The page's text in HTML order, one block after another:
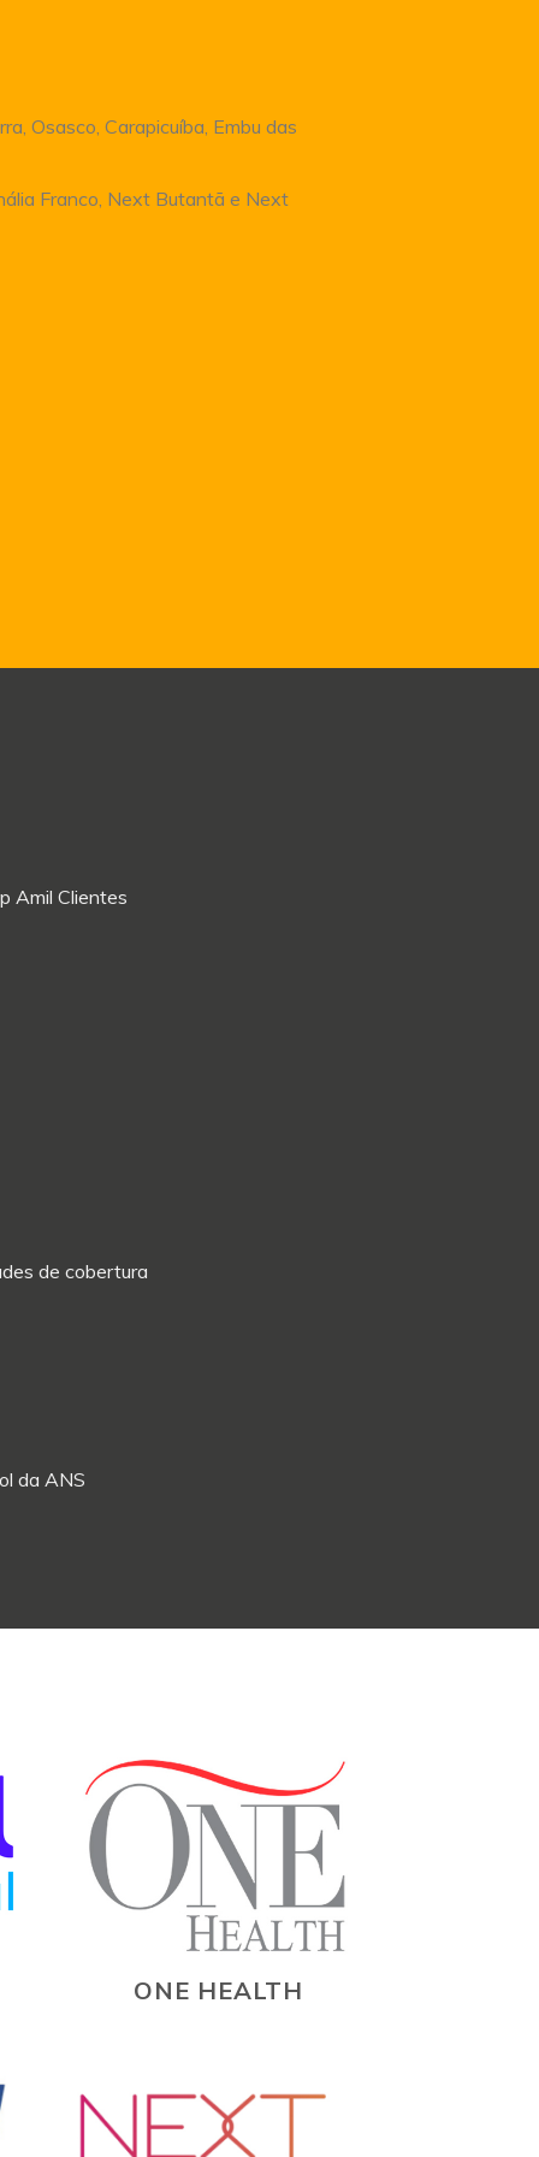
Osasco, Carapicuíba, Embu das
Franco, Next Butantã e Next
Amil Clientes
de cobertura
da ANS
ONE HEALTH